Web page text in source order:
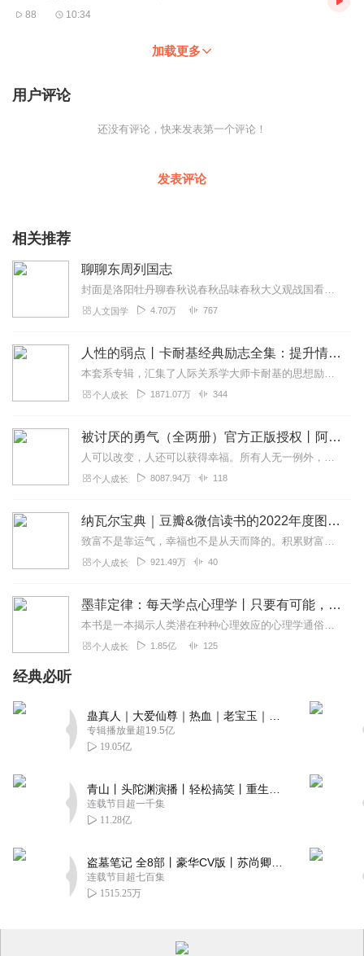
88 10:34
加载更多
用户评论
还没有评论，快来发表第一个评论！
发表评论
相关推荐
聊聊东周列国志
封面是洛阳牡丹聊春秋说春秋品味春秋大义观战国看战国领略战国豪情尊重原著各自解读以史为鉴以古观今希望大家友好交流，多提宝贵意见
人文国学 4.70万 767
人性的弱点丨卡耐基经典励志全集：提升情商和沟通技巧
本套系专辑，汇集了人际关系学大师卡耐基的思想励志精华，收录《人性的弱点》《人性的优点》《语言的突破》《美好的人生》《快乐的人生》等所有经典！是卡耐基的经典合辑，...
个人成长 1871.07万 344
被讨厌的勇气（全两册）官方正版授权丨阿德勒心理学畅销经典｜幸福的勇气
人可以改变，人还可以获得幸福。所有人无一例外，都能如此。——阿德勒心理学一名深陷自卑、无能与不幸福的青年，听到了一名哲人主张的“世界无比单纯，人人都能幸福”便来...
个人成长 8087.94万 118
纳瓦尔宝典｜豆瓣&微信读书的2022年度图书|从白手起家到财务自由
致富不是靠运气，幸福也不是从天而降的。积累财富和幸福生活是我们可以学习的技能。这本书收集整理了硅谷投资人纳瓦尔在过去十年里通过推特、播客和采访等方式分享的人生智...
个人成长 921.49万 40
墨菲定律：每天学点心理学丨只要有可能，就一定会发生
本书是一本揭示人类潜在种种心理效应的心理学通俗读物，其中最有代表性的即“墨菲定律”。与此同时，从自我认知、经济管理等方面入手，作者引出了数十条对现代人工作和生活...
个人成长 1.85亿 125
经典必听
专辑播放量超19.5亿
19.05亿
连载节目超一千集
11.28亿
连载节目超七百集
1515.25万